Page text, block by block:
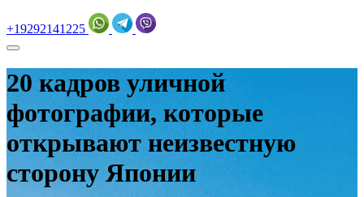
+19292141225
20 кадров уличной
фотографии, которые
открывают неизвестную
сторону Японии